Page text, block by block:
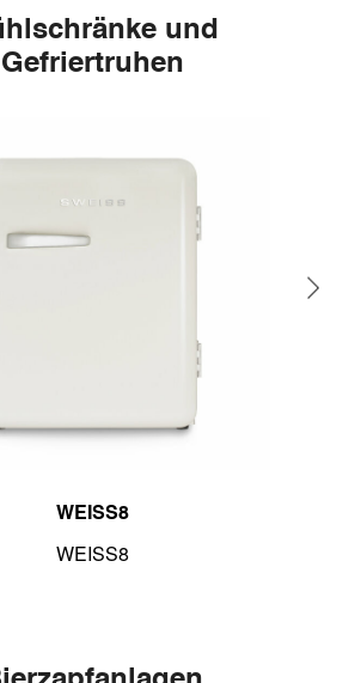
und
Gefriertruhen
WEISS8
WEISS8